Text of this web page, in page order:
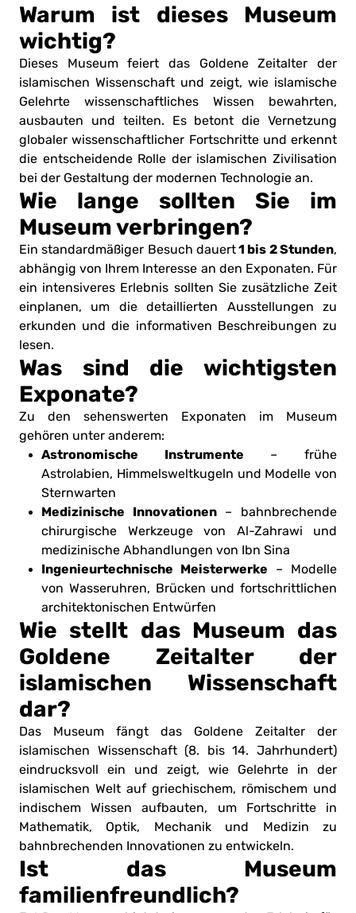
Warum ist dieses Museum
wichtig?
Dieses Museum feiert das Goldene Zeitalter der
islamischen Wissenschaft und zeigt, wie islamische
Gelehrte wissenschaftliches Wissen bewahrten,
ausbauten und teilten. Es betont die Vernetzung
globaler wissenschaftlicher Fortschritte und erkennt
die entscheidende Rolle der islamischen Zivilisation
bei der Gestaltung der modernen Technologie an.
Wie lange sollten Sie im
Museum verbringen?
Ein standardmäßiger Besuch dauert1 bis 2 Stunden,
abhängig von Ihrem Interesse an den Exponaten. Für
ein intensiveres Erlebnis sollten Sie zusätzliche Zeit
einplanen, um die detaillierten Ausstellungen zu
erkunden und die informativen Beschreibungen zu
lesen.
Was sind die wichtigsten
Exponate?
Zu den sehenswerten Exponaten im Museum
gehören unter anderem:
Astronomische Instrumente – frühe
Astrolabien, Himmelsweltkugeln und Modelle von
Sternwarten
Medizinische Innovationen– bahnbrechende
chirurgische Werkzeuge von Al-Zahrawi und
medizinische Abhandlungen von Ibn Sina
Ingenieurtechnische Meisterwerke – Modelle
von Wasseruhren, Brücken und fortschrittlichen
architektonischen Entwürfen
Wie stellt das Museum das
Goldene Zeitalter der
islamischen Wissenschaft
dar?
Das Museum fängt das Goldene Zeitalter der
islamischen Wissenschaft (8. bis 14. Jahrhundert)
eindrucksvoll ein und zeigt, wie Gelehrte in der
islamischen Welt auf griechischem, römischem und
indischem Wissen aufbauten, um Fortschritte in
Mathematik, Optik, Mechanik und Medizin zu
bahnbrechenden Innovationen zu entwickeln.
Ist das Museum
familienfreundlich?